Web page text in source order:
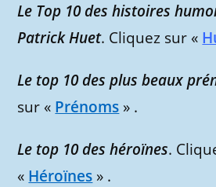
Le Top 10 des histoires
Patrick Huet. Cliquez sur «
Le top 10 des plus beaux
sur « Prénoms » .
Le top 10 des héroïnes.
« Héroïnes » .